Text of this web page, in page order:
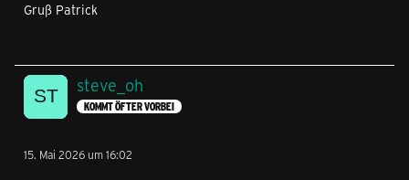
Gruß Patrick
steve_oh
KOMMT ÖFTER VORBEI
15. Mai 2026 um 16:02